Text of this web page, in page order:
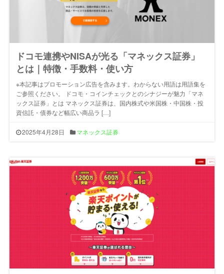
ドコモ連携やNISAが光る「マネックス証券」
とは｜特徴・手数料・使い方
※本記事はプロモーション広告を含みます。わからない用語は用語集を
ご参照ください。 ドコモ・コインチェックとのシナジーが魅力「マネ
ックス証券」とは マネックス証券は、国内株式や米国株・中国株・投
資信託・債券など幅広い商品ラ […]
2025年4月28日 マネックス証券